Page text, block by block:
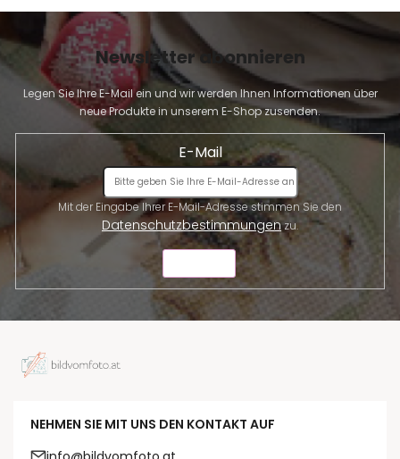
Newsletter abonnieren
Legen Sie Ihre E-Mail ein und wir werden Ihnen Informationen über
neue Produkte in unserem E-Shop zusenden.
E-Mail
Datenschutzbestimmungenzu.
NEHMEN SIE MIT UNS DEN KONTAKT AUF